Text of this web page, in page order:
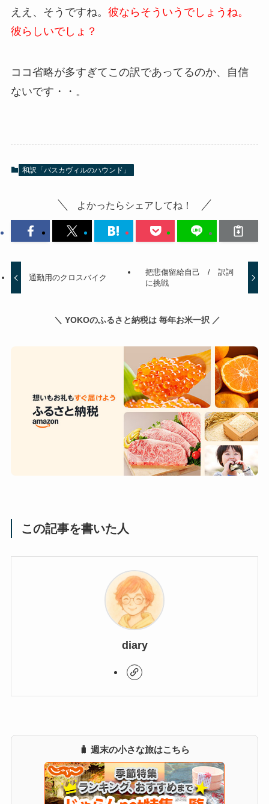
ええ、そうですね。 彼ならそういうでしょうね。
彼らしいでしょ？
ココ省略が多すぎてこの訳であってるのか、自信
ないです・・。
和訳「バスカヴィルのハウンド」
よかったらシェアしてね！
通勤用のクロスバイク
把悲傷留給自己 / 訳詞
に挑戦
＼ YOKOのふるさと納税は 毎年お米一択 ／
この記事を書いた人
diary
🧳 週末の小さな旅はこちら